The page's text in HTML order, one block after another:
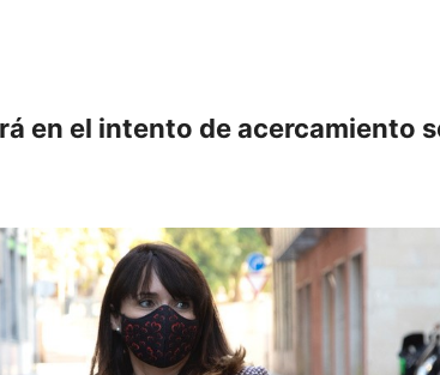
en el intento de acercamiento